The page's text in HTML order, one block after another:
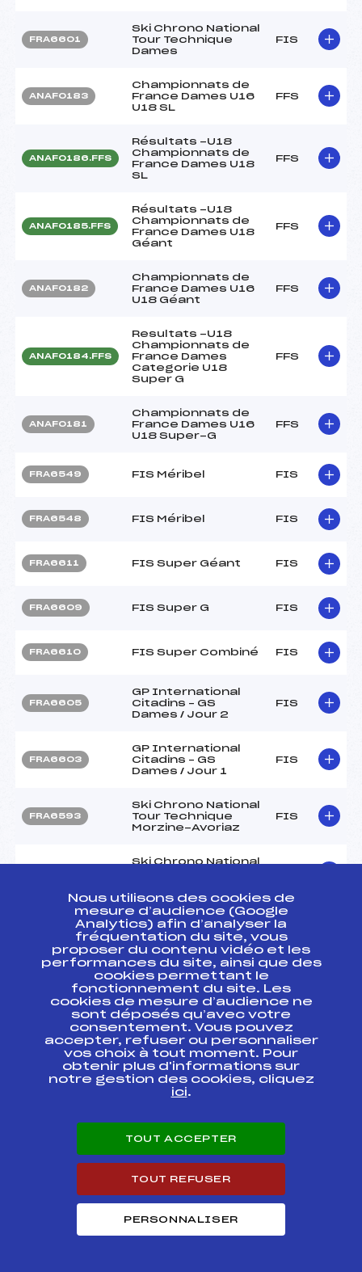
FRA6601
Ski Chrono National
Tour Technique
Dames
FIS
ANAF0183
Championnats de
France Dames U16
U18 SL
FFS
ANAF0186.FFS
Résultats -U18
Championnats de
France Dames U18
SL
FFS
ANAF0185.FFS
Résultats -U18
Championnats de
France Dames U18
Géant
FFS
ANAF0182
Championnats de
France Dames U16
U18 Géant
FFS
ANAF0184.FFS
Resultats -U18
Championnats de
France Dames
Categorie U18
Super G
FFS
ANAF0181
Championnats de
France Dames U16
U18 Super-G
FFS
FRA6549 FIS Méribel FIS
FRA6548 FIS Méribel FIS
FRA6611 FIS Super Géant FIS
FRA6609 FIS Super G FIS
FRA6610 FIS Super Combiné FIS
FRA6605
GP International
Citadins – GS
Dames / Jour 2
FIS
FRA6603
GP International
Citadins – GS
Dames / Jour 1
FIS
FRA6593
Ski Chrono National
Tour Technique
Morzine-Avoriaz
FIS
Ski Chrono National
AAPF0181.FFS
GRAND PRIX DE
CHAILLOL CIRCUIT
ESF SLALOM DAMES
FFS
FRA6581
Ski Chrono National
Tour Technique
Gérardmer
FIS
FRA6580
Ski Chrono National
Tour Technique
Gerardmer
FIS
Ski Chrono National
Tour Technique
Ski Chrono National
Tour Technique Prix
Gérardmer
FIS
AAPF0031.FFS
Alpes Ubaye –
Trophée Banque
FFS
Nous utilisons des cookies de
mesure d’audience (Google
Analytics) afin d’analyser la
fréquentation du site, vous
proposer du contenu vidéo et les
performances du site, ainsi que des
cookies permettant le
fonctionnement du site. Les
cookies de mesure d’audience ne
sont déposés qu’avec votre
consentement. Vous pouvez
accepter, refuser ou personnaliser
vos choix à tout moment. Pour
obtenir plus d'informations sur
notre gestion des cookies, cliquez
ici.
TOUT ACCEPTER
TOUT REFUSER
PERSONNALISER